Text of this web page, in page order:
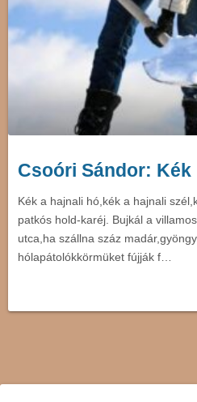
Csoóri Sándor: Kék
Kék a hajnali hó,kék a hajnali
patkós hold-karéj. Bujkál a
utca,ha szállna száz
hólapátolókkörmüket fújják f…